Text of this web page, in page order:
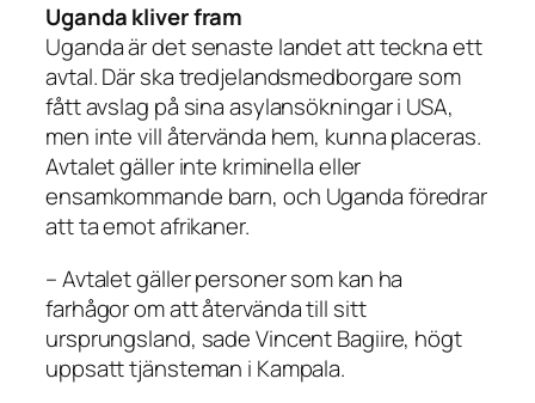
Uganda kliver fram
Uganda är det senaste landet att teckna ett
avtal. Där ska tredjelandsmedborgare som
fått avslag på sina asylansökningar i USA,
men inte vill återvända hem, kunna placeras.
Avtalet gäller inte kriminella eller
ensamkommande barn, och Uganda föredrar
att ta emot afrikaner.
– Avtalet gäller personer som kan ha
farhågor om att återvända till sitt
ursprungsland, sade Vincent Bagiire, högt
uppsatt tjänsteman i Kampala.